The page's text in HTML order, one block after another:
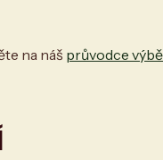
na náš průvodce